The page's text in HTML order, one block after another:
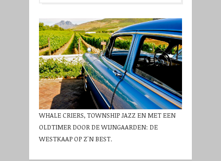
WHALE CRIERS, TOWNSHIP JAZZ EN MET EEN
OLDTIMER DOOR DE WIJNGAARDEN: DE
WESTKAAP OP Z'N BEST.